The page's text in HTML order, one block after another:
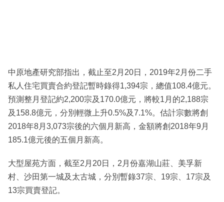
中原地產研究部指出，截止至2月20日，2019年2月份二手
私人住宅買賣合約登記暫時錄得1,394宗，總值108.4億元。
預測整月登記約2,200宗及170.0億元，將較1月的2,188宗
及158.8億元，分別輕微上升0.5%及7.1%。估計宗數將創
2018年8月3,073宗後的六個月新高，金額將創2018年9月
185.1億元後的五個月新高。
大型屋苑方面，截至2月20日，2月份嘉湖山莊、美孚新
村、沙田第一城及太古城，分別暫錄37宗、19宗、17宗及
13宗買賣登記。